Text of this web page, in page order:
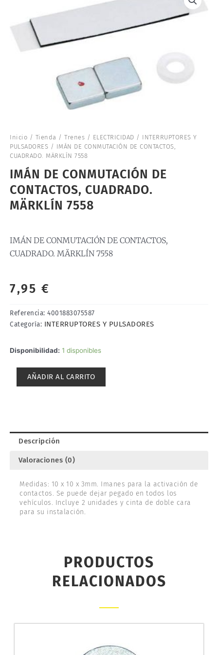
Inicio / Tienda / Trenes / ELECTRICIDAD / INTERRUPTORES Y
PULSADORES / IMÁN DE CONMUTACIÓN DE CONTACTOS,
CUADRADO. MÄRKLÍN 7558
IMÁN DE CONMUTACIÓN DE
CONTACTOS, CUADRADO.
MÄRKLÍN 7558
IMÁN DE CONMUTACIÓN DE CONTACTOS,
CUADRADO. MÄRKLÍN 7558
7,95 €
Referencia: 4001883075587
Categoría: INTERRUPTORES Y PULSADORES
Disponibilidad: 1 disponibles
IMÁN
CONMUTACIÓN
cantidad
AÑADIR AL CARRITO
Descripción
Valoraciones (0)
Medidas: 10 x 10 x 3mm. Imanes para la activación de
contactos. Se puede dejar pegado en todos los
vehículos. Incluye 2 unidades y cinta de doble cara
para su instalación.
PRODUCTOS
RELACIONADOS